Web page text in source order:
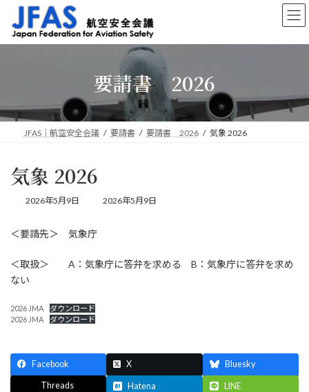
ン
ッ
ー
移
要請書 2026
JFAS｜航空安全会議 要請書 要請書 2026 気象 2026
気象 2026
2026年5月9日
最
時
2026年5月9日
＜要請先＞ 気象庁
＜取扱＞ A：気象庁に答弁を求める B：気象庁に答弁を求め
ない
2026 JMA
ダウンロード
2026 JMA
ダウンロード
Facebook X Bluesky
Threads Hatena LINE